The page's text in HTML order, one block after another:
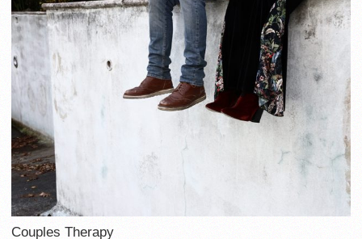
Couples Therapy